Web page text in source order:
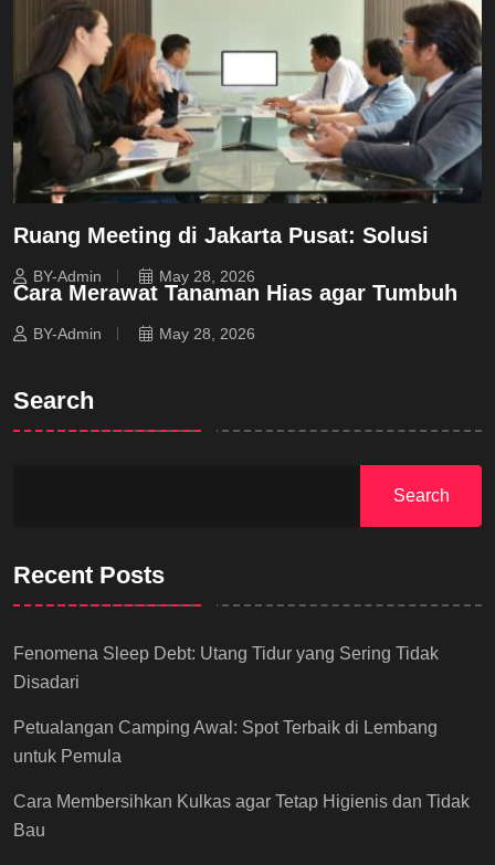
Ruang Meeting di Jakarta Pusat: Solusi
BY-Admin May 28, 2026
Cara Merawat Tanaman Hias agar Tumbuh
BY-Admin May 28, 2026
Search
Search
Recent Posts
Fenomena Sleep Debt: Utang Tidur yang Sering Tidak
Disadari
Petualangan Camping Awal: Spot Terbaik di Lembang
untuk Pemula
Cara Membersihkan Kulkas agar Tetap Higienis dan Tidak
Bau